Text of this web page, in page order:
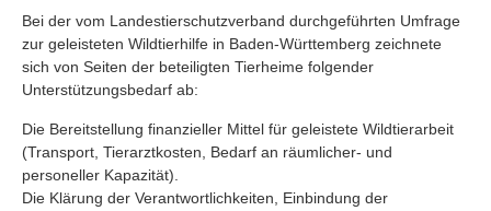
Bei der vom Landestierschutzverband durchgeführten Umfrage
zur geleisteten Wildtierhilfe in Baden-Württemberg zeichnete
sich von Seiten der beteiligten Tierheime folgender
Unterstützungsbedarf ab:
Die Bereitstellung finanzieller Mittel für geleistete Wildtierarbeit
(Transport, Tierarztkosten, Bedarf an räumlicher- und
personeller Kapazität).
Die Klärung der Verantwortlichkeiten, Einbindung der